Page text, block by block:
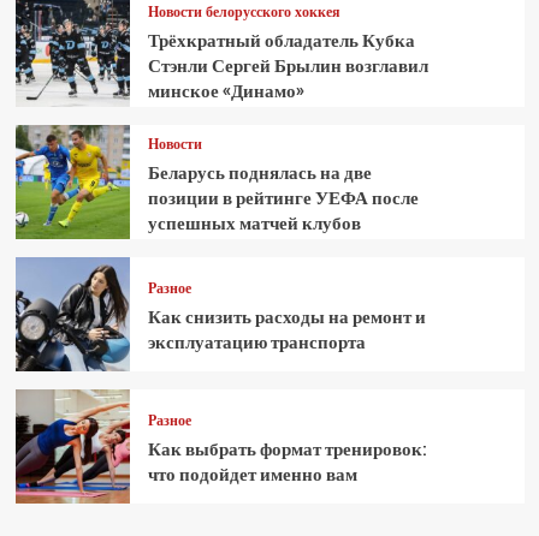
Новости белорусского хоккея
Трёхкратный обладатель Кубка
Стэнли Сергей Брылин возглавил
минское «Динамо»
Новости
Беларусь поднялась на две
позиции в рейтинге УЕФА после
успешных матчей клубов
Разное
Как снизить расходы на ремонт и
эксплуатацию транспорта
Разное
Как выбрать формат тренировок:
что подойдет именно вам